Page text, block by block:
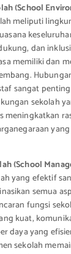
(School
meliputi
dan
memiliki dan
sangat
sekolah
meningkatkan
(School
yang efektif
semua
fungsi
kuat,
daya yang
sekolah